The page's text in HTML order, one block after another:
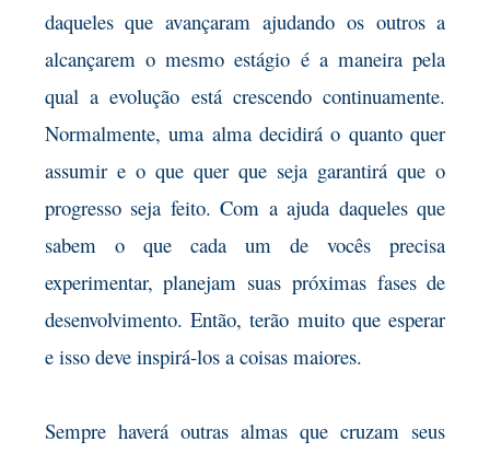
daqueles que avançaram ajudando os outros a
alcançarem o mesmo estágio é a maneira pela
qual a evolução está crescendo continuamente.
Normalmente, uma alma decidirá o quanto quer
assumir e o que quer que seja garantirá que o
progresso seja feito. Com a ajuda daqueles que
sabem o que cada um de vocês precisa
experimentar, planejam suas próximas fases de
desenvolvimento. Então, terão muito que esperar
e isso deve inspirá-los a coisas maiores.
Sempre haverá outras almas que cruzam seus